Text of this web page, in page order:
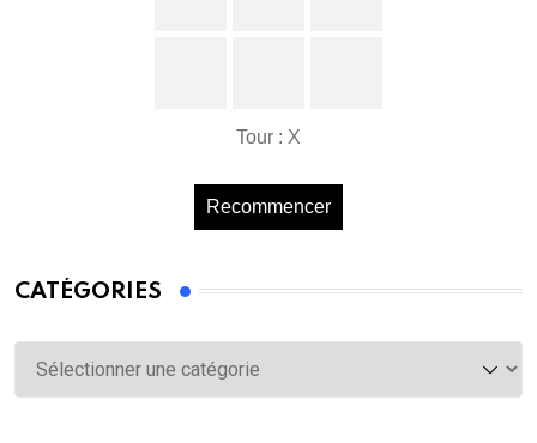
Tour : X
Recommencer
CATÉGORIES